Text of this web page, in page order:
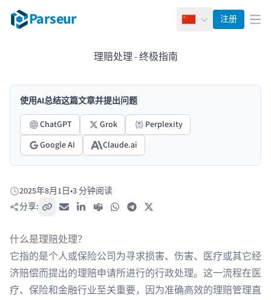
Parseur 简体中文
注册 打
理赔处理 - 终极指南
使用AI总结这篇文章并提出问题
ChatGPT
Grok
Perplexity
Google AI
Claude.ai
发布于:
2025年8月1日•3 分钟阅读
分享:
复制链接电子邮件LinkedIn
Teams WhatsAppTelegram
什么是理赔处理？
它指的是个人或保险公司为寻求损害、伤害、医疗或其它经
济赔偿而提出的理赔申请所进行的行政处理。这一流程在医
疗、保险和金融行业至关重要，因为准确高效的理赔管理直